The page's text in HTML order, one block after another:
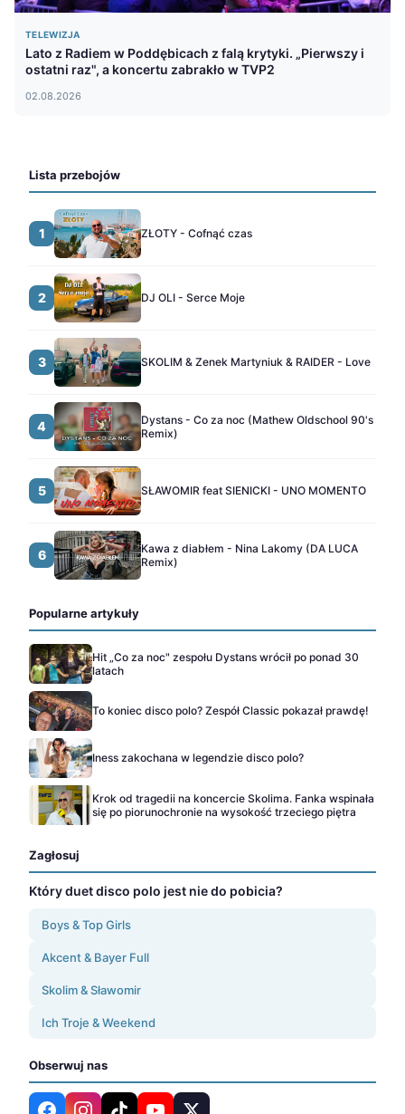
TELEWIZJA
Lato z Radiem w Poddębicach z falą krytyki. „Pierwszy i
ostatni raz", a koncertu zabrakło w TVP2
02.08.2026
Lista przebojów
1 ZŁOTY - Cofnąć czas
2 DJ OLI - Serce Moje
3 SKOLIM & Zenek Martyniuk & RAIDER - Love
4
Dystans - Co za noc (Mathew Oldschool 90's
Remix)
5 SŁAWOMIR feat SIENICKI - UNO MOMENTO
6
Kawa z diabłem - Nina Lakomy (DA LUCA
Remix)
Popularne artykuły
Hit „Co za noc" zespołu Dystans wrócił po ponad 30
latach
To koniec disco polo? Zespół Classic pokazał prawdę!
Iness zakochana w legendzie disco polo?
Krok od tragedii na koncercie Skolima. Fanka wspinała
się po piorunochronie na wysokość trzeciego piętra
Zagłosuj
Który duet disco polo jest nie do pobicia?
Boys & Top Girls
Akcent & Bayer Full
Skolim & Sławomir
Ich Troje & Weekend
Obserwuj nas